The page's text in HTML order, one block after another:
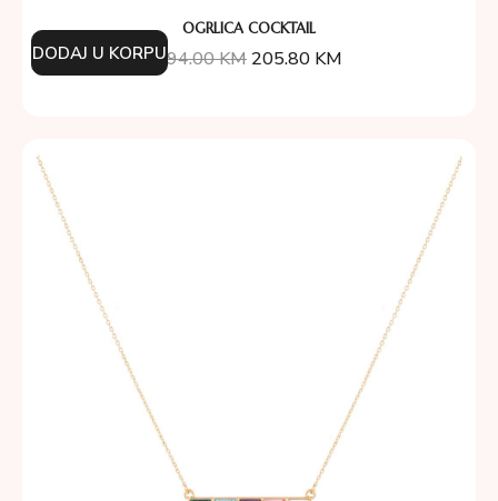
OGRLICA COCKTAIL
294.00KM 205.80 KM
DODAJ U KORPU